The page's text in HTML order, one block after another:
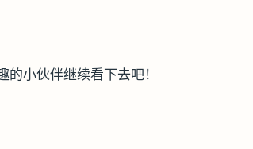
小伙伴继续看下去吧！